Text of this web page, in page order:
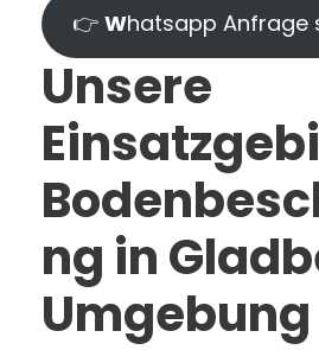
👉 Whatsapp Anfrage
Unsere
ng in
Umgebung